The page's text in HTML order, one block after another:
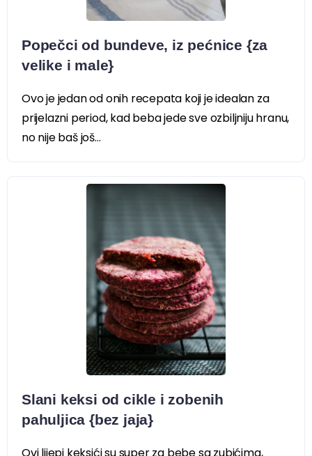
Popečci od bundeve, iz pećnice {za
velike i male}
Ovo je jedan od onih recepata koji je idealan za
prijelazni period, kad beba jede sve ozbiljniju hranu,
no nije baš još...
Slani keksi od cikle i zobenih
pahuljica {bez jaja}